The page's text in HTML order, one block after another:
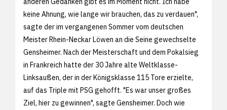
keine Ahnung, wie lange wir brauchen, das zu verdauen",
sagte der im vergangenen Sommer vom deutschen
Meister Rhein-Neckar Löwen an die Seine gewechselte
Gensheimer. Nach der Meisterschaft und dem Pokalsieg
in Frankreich hatte der 30 Jahre alte Weltklasse-
Linksaußen, der in der Königsklasse 115 Tore erzielte,
auf das Triple mit PSG gehofft. "Es war unser großes
Ziel, hier zu gewinnen", sagte Gensheimer. Doch wie